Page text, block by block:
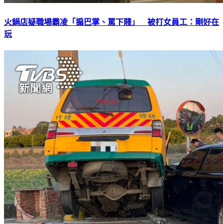
火鍋店疑職場霸凌「搧巴掌、罵下賤」 被打女員工：剛好在
玩